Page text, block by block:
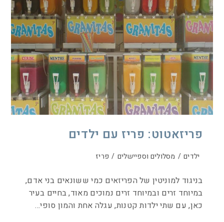
פריזאטוט: פריז עם ילדים
ילדים / מסלולים וספיישלים / פריז
בניגוד למוניטין של הפריזאים כמי ששונאים בני אדם,
במיוחד זרים ובמיוחד זרים נמוכים מאוד, בחיים בעיר
כאן, עם שתי ילדות קטנות, עגלה אחת והמון סופי…